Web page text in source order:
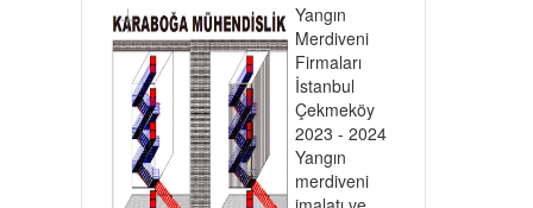
Yangın
Merdiveni
Firmaları
İstanbul
Çekmeköy
2023 - 2024
Yangın
merdiveni